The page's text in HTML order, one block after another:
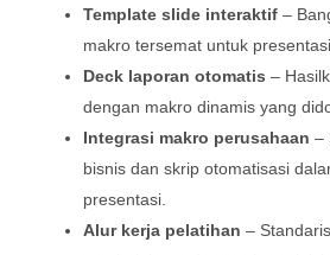
Template slide interaktif –
makro tersemat untuk
Deck laporan otomatis –
dengan makro dinamis yang
Integrasi makro perusahaan –
bisnis dan skrip otomatisasi
presentasi.
Alur kerja pelatihan –